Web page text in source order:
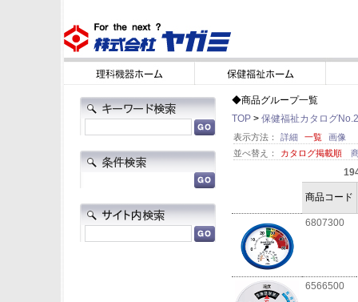
◆商品グループ一覧
TOP > 保健福祉カタログ
表示方法： 詳細 一覧
画像
並べ替え：
カタログ掲載順
商品コード
6807300
6566500